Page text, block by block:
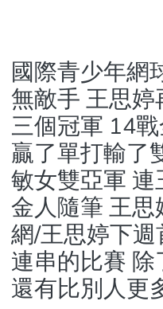
Statistics
國際青少年網
無敵手 王思
三個冠軍 14
贏了單打輸了
敏女雙亞軍
金人隨筆 王
網/王思婷下
連串的比賽
還有比別人更